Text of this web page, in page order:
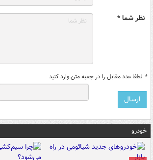
نظر شما *
* لطفا عدد مقابل را در جعبه متن وارد کنید
خودرو